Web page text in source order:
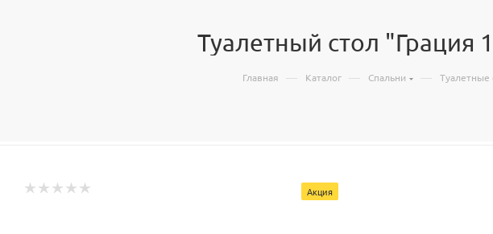
Туалетный стол
Главная — Каталог — Спальни — Туалетные
Акция